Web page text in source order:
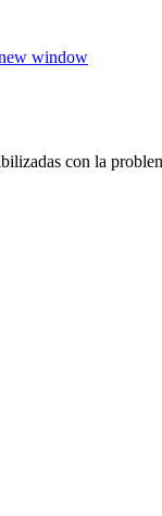
window
con la